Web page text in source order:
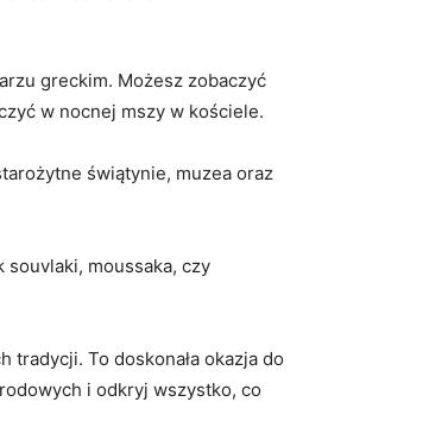
greckim. Możesz⁣ zobaczyć
w nocnej mszy w kościele.
świątynie, muzea oraz
moussaka, czy
To doskonała okazja do
i odkryj ⁤wszystko, co